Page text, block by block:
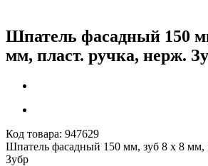
Шпатель фасадный 150
мм, пласт. ручка, нерж.
Код товара: 947629
Шпатель фасадный 150 мм, зуб 8 х 8 мм,
Зубр